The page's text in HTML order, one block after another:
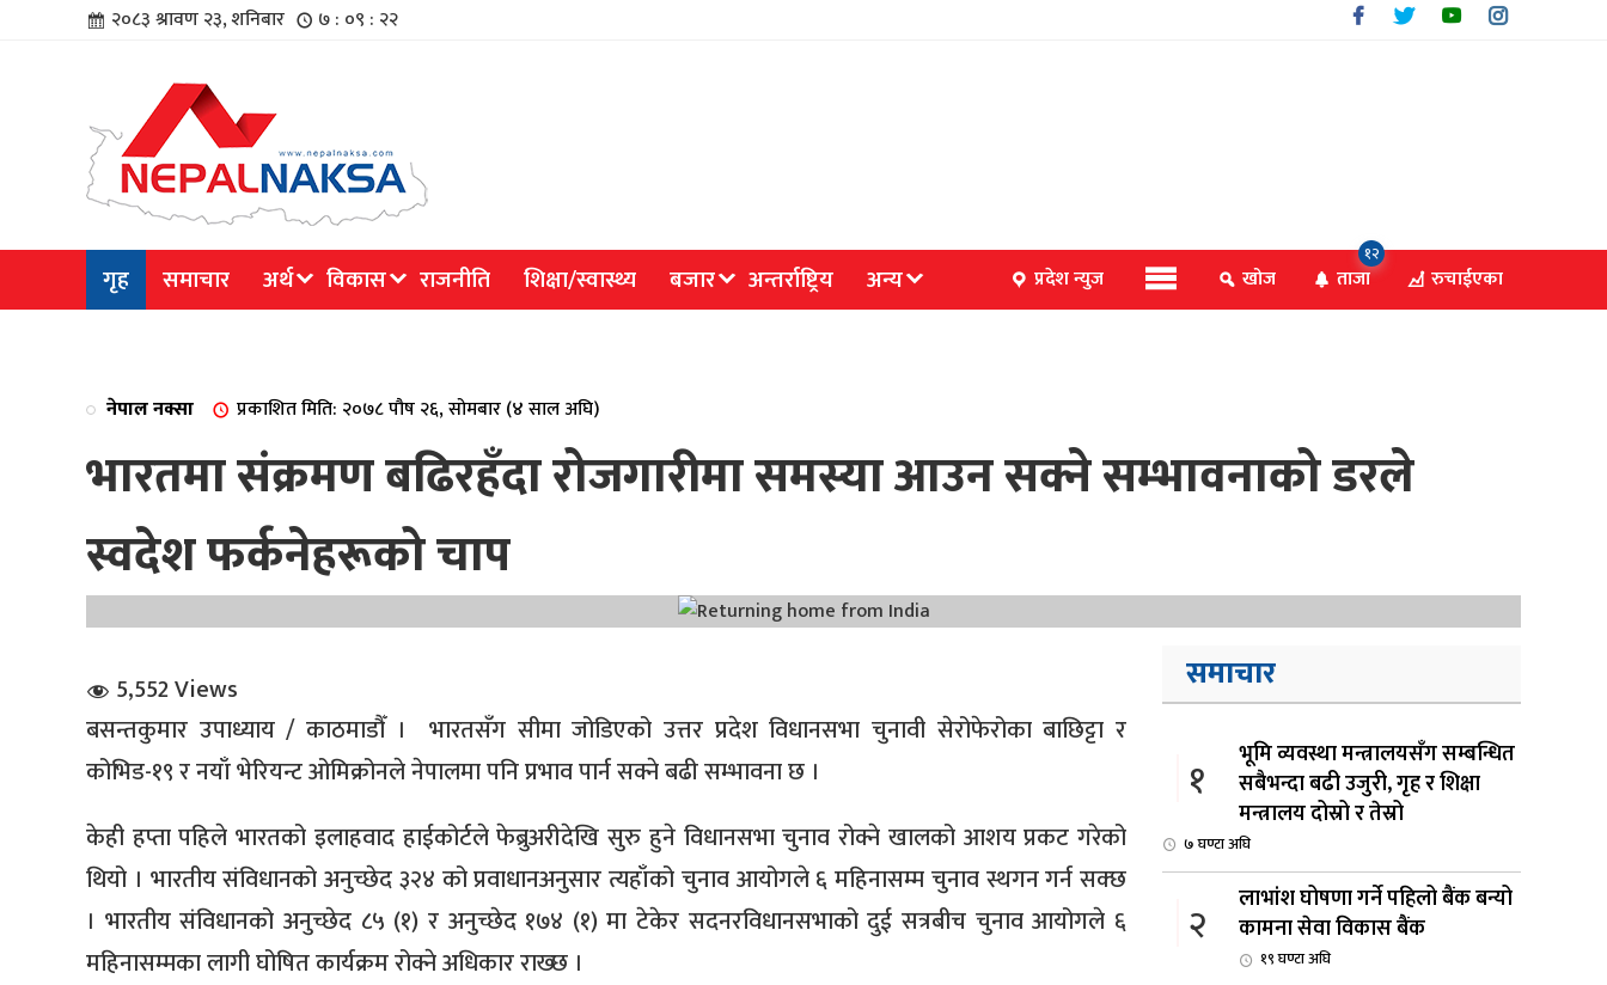
२०८३ श्रावण २३, शनिबार ७ : ०९ : २३
गृह समाचार अर्थ विकास राजनीति शिक्षा/स्वास्थ्य बजार अन्तर्राष्ट्रिय अन्य प्रदेश न्युज खोज ताजा
१२
रुचाईएका
नेपाल नक्सा प्रकाशित मिति: २०७८ पौष २६, सोमबार (४ साल अघि)
भारतमा संक्रमण बढिरहँदा रोजगारीमा समस्या आउन सक्ने सम्भावनाको डरले
स्वदेश फर्कनेहरूको चाप
5,552 Views
बसन्तकुमार उपाध्याय / काठमाडौँ । भारतसँग सीमा जोडिएको उत्तर प्रदेश विधानसभा चुनावी सेरोफेरोका बाछिट्टा र
कोभिड-१९ र नयाँ भेरियन्ट ओमिक्रोनले नेपालमा पनि प्रभाव पार्न सक्ने बढी सम्भावना छ ।
केही हप्ता पहिले भारतको इलाहवाद हाईकोर्टले फेब्रुअरीदेखि सुरु हुने विधानसभा चुनाव रोक्ने खालको आशय प्रकट गरेको
थियो । भारतीय संविधानको अनुच्छेद ३२४ को प्रवाधानअनुसार त्यहाँको चुनाव आयोगले ६ महिनासम्म चुनाव स्थगन गर्न सक्छ
। भारतीय संविधानको अनुच्छेद ८५ (१) र अनुच्छेद १७४ (१) मा टेकेर सदनरविधानसभाको दुई सत्रबीच चुनाव आयोगले ६
महिनासम्मका लागी घोषित कार्यक्रम रोक्ने अधिकार राख्छ ।
समाचार
१
भूमि व्यवस्था मन्त्रालयसँग सम्बन्धित
सबैभन्दा बढी उजुरी, गृह र शिक्षा
मन्त्रालय दोस्रो र तेस्रो
७ घण्टा अघि
२
लाभांश घोषणा गर्ने पहिलो बैंक बन्यो
कामना सेवा विकास बैंक
१९ घण्टा अघि